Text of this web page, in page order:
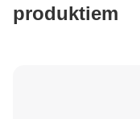
produktiem